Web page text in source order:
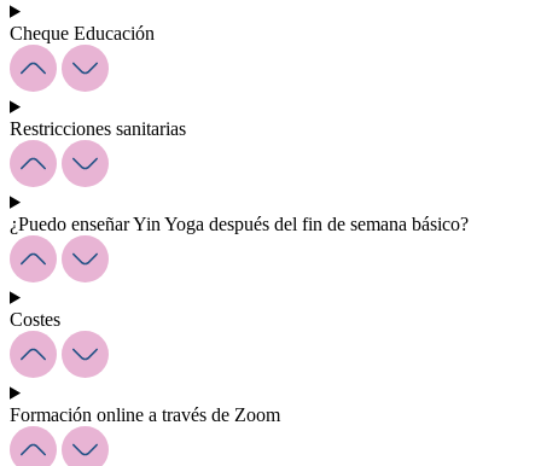
Cheque Educación
Restricciones sanitarias
¿Puedo enseñar Yin Yoga después del fin de semana básico?
Costes
Formación online a través de Zoom